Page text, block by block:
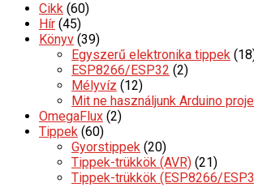
Cikk (60)
Hír (45)
Könyv (39)
Egyszerű elektronika tippek
ESP8266/ESP32 (2)
Mélyvíz (12)
Mit ne használjunk Arduino
OmegaFlux (2)
Tippek (60)
Gyorstippek (20)
Tippek-trükkök (AVR) (21)
Tippek-trükkök (ESP8266/